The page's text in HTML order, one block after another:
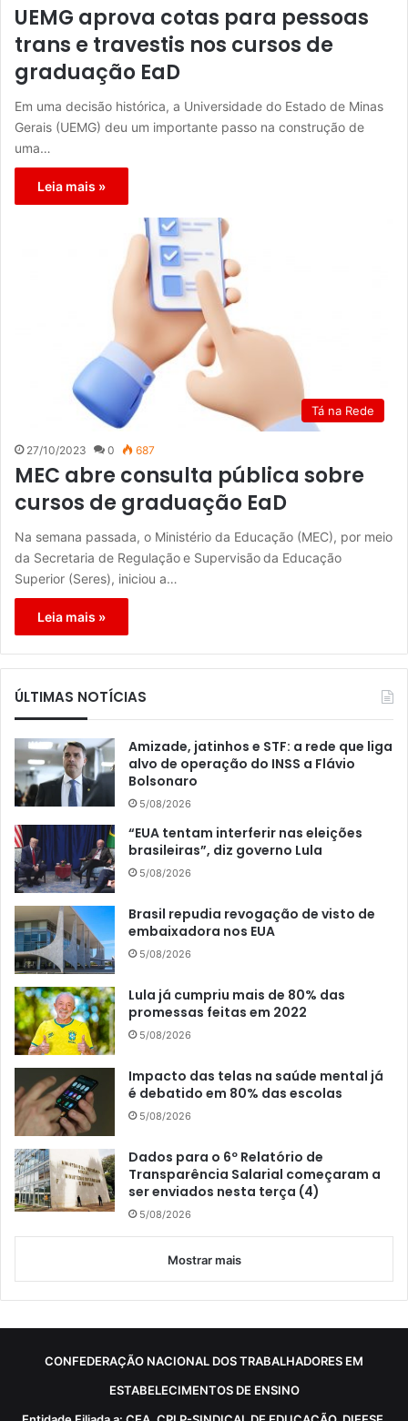
UEMG aprova cotas para pessoas
trans e travestis nos cursos de
graduação EaD
Em uma decisão histórica, a Universidade do Estado de Minas
Gerais (UEMG) deu um importante passo na construção de
uma…
Leia mais »
Tá na Rede
27/10/2023 0 687
MEC abre consulta pública sobre
cursos de graduação EaD
Na semana passada, o Ministério da Educação (MEC), por meio
da Secretaria de Regulação e Supervisão da Educação
Superior (Seres), iniciou a…
Leia mais »
ÚLTIMAS NOTÍCIAS
Amizade, jatinhos e STF: a rede que liga
alvo de operação do INSS a Flávio
Bolsonaro
5/08/2026
“EUA tentam interferir nas eleições
brasileiras”, diz governo Lula
5/08/2026
Brasil repudia revogação de visto de
embaixadora nos EUA
5/08/2026
Lula já cumpriu mais de 80% das
promessas feitas em 2022
5/08/2026
Impacto das telas na saúde mental já
é debatido em 80% das escolas
5/08/2026
Dados para o 6º Relatório de
Transparência Salarial começaram a
ser enviados nesta terça (4)
5/08/2026
Mostrar mais
CONFEDERAÇÃO NACIONAL DOS TRABALHADORES EM
ESTABELECIMENTOS DE ENSINO